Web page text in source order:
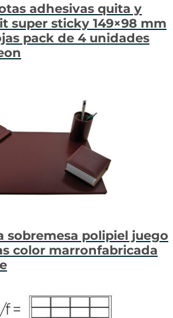
adhesivas quita y
super sticky 149×98 mm
pack de 4 unidades
sobremesa polipiel juego
color marronfabricada